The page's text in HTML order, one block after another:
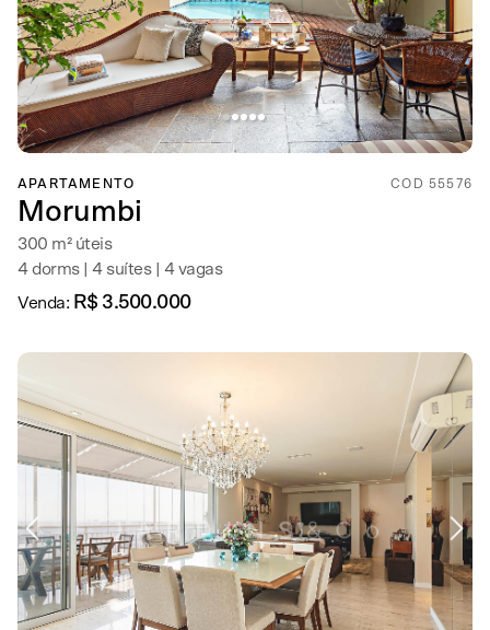
APARTAMENTO COD 55576
Morumbi
300 m² úteis
4 dorms | 4 suítes | 4 vagas
Venda: R$ 3.500.000